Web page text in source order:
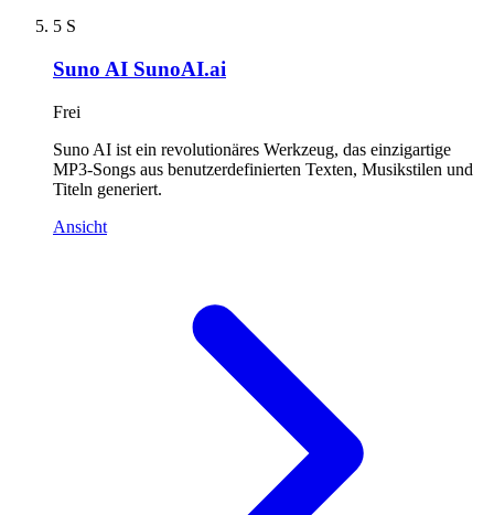
5 S
Suno AI SunoAI.ai
Frei
Suno AI ist ein revolutionäres Werkzeug, das einzigartige
MP3-Songs aus benutzerdefinierten Texten, Musikstilen und
Titeln generiert.
Ansicht